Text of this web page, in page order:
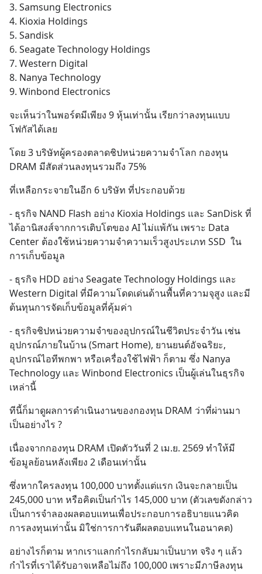
3. Samsung Electronics
4. Kioxia Holdings
5. Sandisk
6. Seagate Technology Holdings
7. Western Digital
8. Nanya Technology
9. Winbond Electronics
จะเห็นว่าในพอร์ตมีเพียง 9 หุ้นเท่านั้น เรียกว่าลงทุนแบบ
โฟกัสได้เลย
โดย 3 บริษัทผู้ครองตลาดชิปหน่วยความจำโลก กองทุน
DRAM มีสัดส่วนลงทุนรวมถึง 75%
ที่เหลือกระจายในอีก 6 บริษัท ที่ประกอบด้วย
- ธุรกิจ NAND Flash อย่าง Kioxia Holdings และ SanDisk ที่
ได้อานิสงส์จากการเติบโตของ AI ไม่แพ้กัน เพราะ Data
Center ต้องใช้หน่วยความจำความเร็วสูงประเภท SSD  ใน
การเก็บข้อมูล
- ธุรกิจ HDD อย่าง Seagate Technology Holdings และ
Western Digital ที่มีความโดดเด่นด้านพื้นที่ความจุสูง และมี
ต้นทุนการจัดเก็บข้อมูลที่คุ้มค่า
- ธุรกิจชิปหน่วยความจำของอุปกรณ์ในชีวิตประจำวัน เช่น
อุปกรณ์ภายในบ้าน (Smart Home), ยานยนต์อัจฉริยะ,
อุปกรณ์ไอทีพกพา หรือเครื่องใช้ไฟฟ้า ก็ตาม ซึ่ง Nanya
Technology และ Winbond Electronics เป็นผู้เล่นในธุรกิจ
เหล่านี้
ทีนี้ก็มาดูผลการดำเนินงานของกองทุน DRAM ว่าที่ผ่านมา
เป็นอย่างไร ?
เนื่องจากกองทุน DRAM เปิดตัววันที่ 2 เม.ย. 2569 ทำให้มี
ข้อมูลย้อนหลังเพียง 2 เดือนเท่านั้น
ซึ่งหากใครลงทุน 100,000 บาทตั้งแต่แรก เงินจะกลายเป็น
245,000 บาท หรือคิดเป็นกำไร 145,000 บาท (ตัวเลขดังกล่าว
เป็นการจำลองผลตอบแทนเพื่อประกอบการอธิบายแนวคิด
การลงทุนเท่านั้น มิใช่การการันตีผลตอบแทนในอนาคต)
อย่างไรก็ตาม หากเราแลกกำไรกลับมาเป็นบาท จริง ๆ แล้ว
กำไรที่เราได้รับอาจเหลือไม่ถึง 100,000 เพราะมีภาษีลงทุน